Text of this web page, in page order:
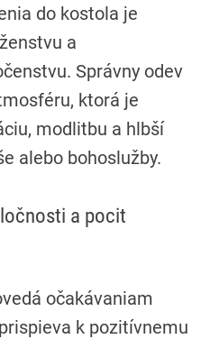
do kostola je
a
Správny odev
ktorá je
modlitbu a hlbší
alebo bohoslužby.
a pocit
očakávaniam
k pozitívnemu